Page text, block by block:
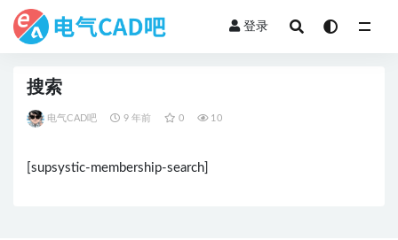
登录
搜索
电气CAD吧 9 年前 0 10
[supsystic-membership-search]